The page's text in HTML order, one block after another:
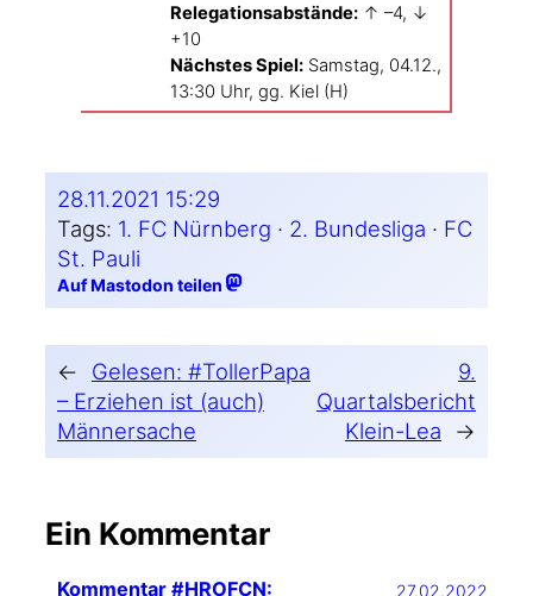
Rele­ga­ti­ons­ab­stän­de: ↑ –4, ↓
+10
Nächs­tes Spiel: Sams­tag, 04.12.,
13:30 Uhr, gg. Kiel (H)
28.11.2021 15:29
Tags: 1. FC Nürnberg · 2. Bundesliga · FC
St. Pauli
Auf Mastodon teilen
←
Gelesen: #TollerPapa
– Erziehen ist (auch)
Männersache
9.
Quartalsbericht
Klein-Lea
→
Ein Kommentar
Kommentar #HROFCN: 27.02.2022